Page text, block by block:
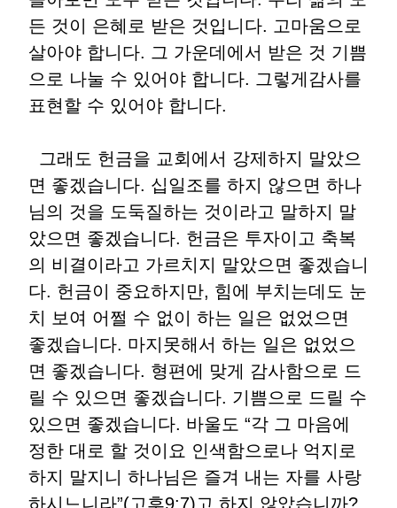
든 것이 은혜로 받은 것입니다. 고마움으로
살아야 합니다. 그 가운데에서 받은 것 기쁨
으로 나눌 수 있어야 합니다. 그렇게감사를
표현할 수 있어야 합니다.
그래도 헌금을 교회에서 강제하지 말았으
면 좋겠습니다. 십일조를 하지 않으면 하나
님의 것을 도둑질하는 것이라고 말하지 말
았으면 좋겠습니다. 헌금은 투자이고 축복
의 비결이라고 가르치지 말았으면 좋겠습니
다. 헌금이 중요하지만, 힘에 부치는데도 눈
치 보여 어쩔 수 없이 하는 일은 없었으면
좋겠습니다. 마지못해서 하는 일은 없었으
면 좋겠습니다. 형편에 맞게 감사함으로 드
릴 수 있으면 좋겠습니다. 기쁨으로 드릴 수
있으면 좋겠습니다. 바울도 “각 그 마음에
정한 대로 할 것이요 인색함으로나 억지로
하지 말지니 하나님은 즐겨 내는 자를 사랑
하시느니라”(고후9:7)고 하지 않았습니까?